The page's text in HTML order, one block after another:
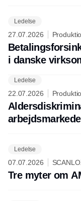
Ledelse
27.07.2026
i danske
Ledelse
22.07.2026
Ledelse
07.07.2026
Tre myter om